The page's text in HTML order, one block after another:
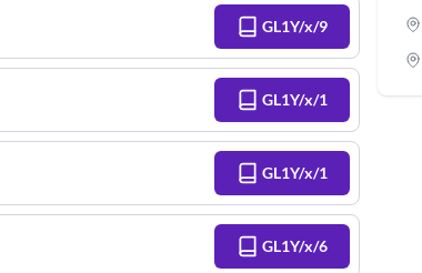
GL1Y/x/9
GL1Y/x/1
GL1Y/x/1
GL1Y/x/6